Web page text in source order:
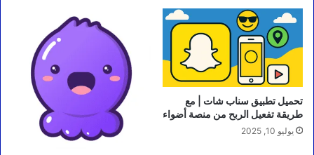
تحميل تطبيق سناب شات | مع
طريقة تفعيل الربح من منصة أضواء
يوليو 10, 2025